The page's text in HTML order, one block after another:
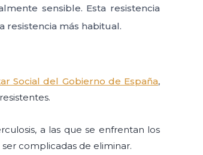
sensible. Esta resistencia
resistencia más habitual.
Social del Gobierno de España,
a las que se enfrentan los
complicadas de eliminar.